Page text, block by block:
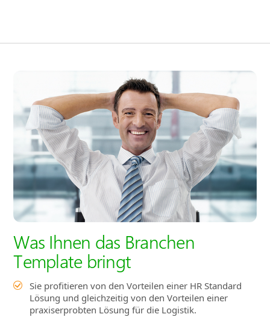
Was Ihnen das Branchen
Template bringt
Sie profitieren von den Vorteilen einer HR Standard
Lösung und gleichzeitig von den Vorteilen einer
praxiserprobten Lösung für die Logistik.